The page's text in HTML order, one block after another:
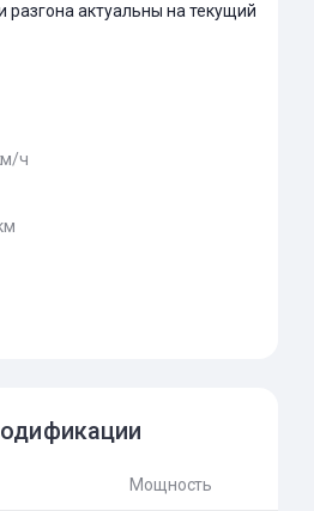
разгона актуальны на текущий
ч
Мощность